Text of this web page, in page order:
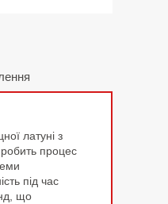
латуні з
робить процес
під час
що